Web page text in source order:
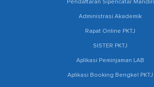
Pendaftaran Sipencatar Mandiri
Administrasi Akademik
Rapat Online PKTJ
SISTER PKTJ
Aplikasi Peminjaman LAB
Aplikasi Booking Bengkel PKTJ